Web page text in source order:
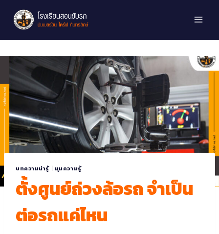
บทความน่ารู้ | มุมความรู้
ตั้งศูนย์ถ่วงล้อรถ จำเป็น
ต่อรถแค่ไหน